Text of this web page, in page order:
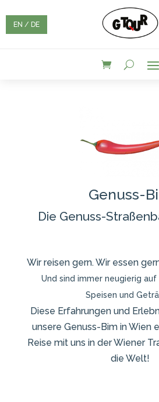
EN / DE
Genuss-
Die Genuss-
Wir reisen gern. Wir essen
Und sind immer neugierig
Speisen und
Diese Erfahrungen und
unsere Genuss-Bim in Wien
Reise mit uns in der Wiener
die Welt!